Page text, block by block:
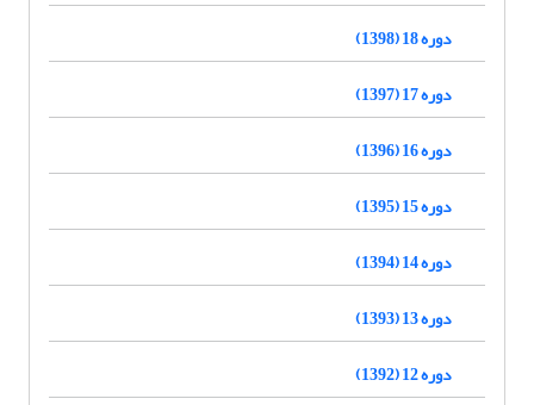
دوره 18 (1398)
دوره 17 (1397)
دوره 16 (1396)
دوره 15 (1395)
دوره 14 (1394)
دوره 13 (1393)
دوره 12 (1392)